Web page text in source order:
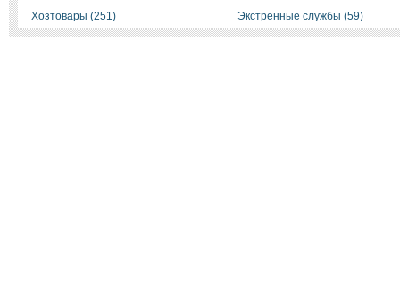
Хозтовары (251)
Экстренные службы (59)